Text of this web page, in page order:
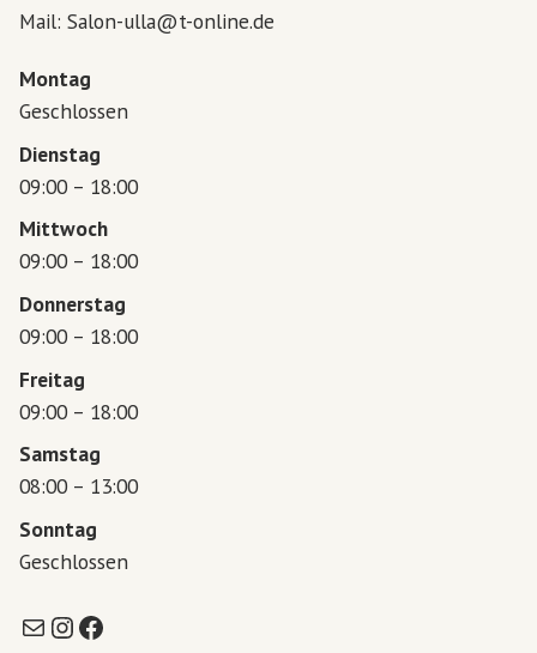
Mail: Salon-ulla@t-online.de
Montag
Geschlossen
Dienstag
09:00 – 18:00
Mittwoch
09:00 – 18:00
Donnerstag
09:00 – 18:00
Freitag
09:00 – 18:00
Samstag
08:00 – 13:00
Sonntag
Geschlossen
E-Mail Instagram Facebook